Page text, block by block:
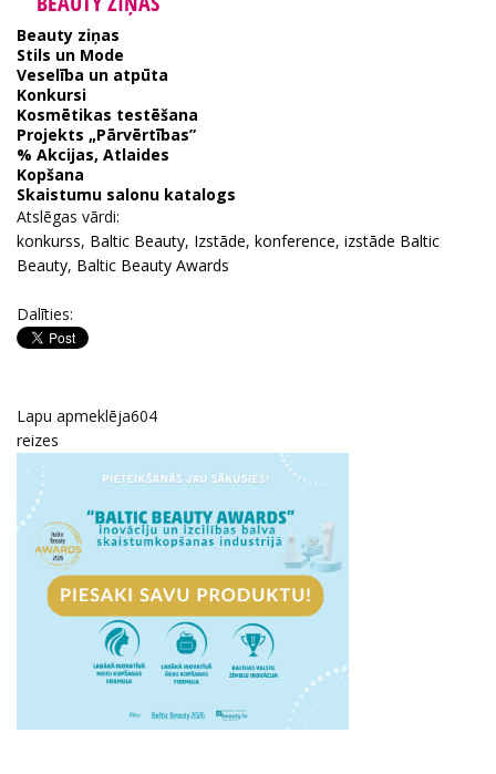
Beauty ziņas
Stils un Mode
Veselība un atpūta
Konkursi
Kosmētikas testēšana
Projekts „Pārvērtības”
% Akcijas, Atlaides
Kopšana
Skaistumu salonu katalogs
Atslēgas vārdi:
konkurss, Baltic Beauty, Izstāde, konference, izstāde Baltic
Beauty, Baltic Beauty Awards
Dalīties:
Lapu apmeklēja604
reizes